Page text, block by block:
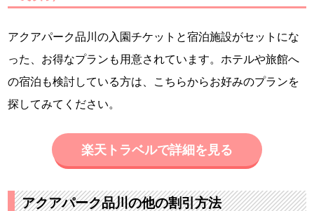
アクアパーク品川の入園チケットと宿泊施設がセットにな
った、お得なプランも用意されています。ホテルや旅館へ
の宿泊も検討している方は、こちらからお好みのプランを
探してみてください。
楽天トラベルで詳細を見る
アクアパーク品川の他の割引方法